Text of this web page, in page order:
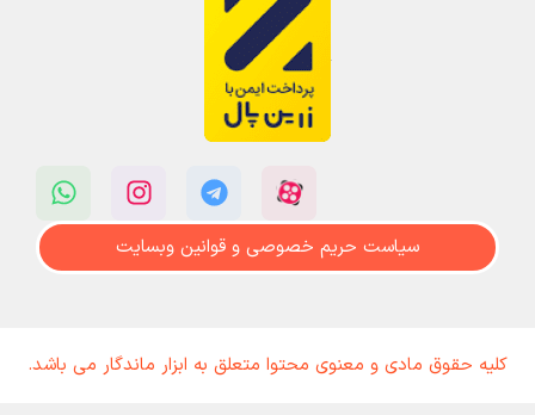
سیاست حریم خصوصی و قوانین وبسایت
کلیه حقوق مادی و معنوی محتوا متعلق به ابزار ماندگار می باشد.